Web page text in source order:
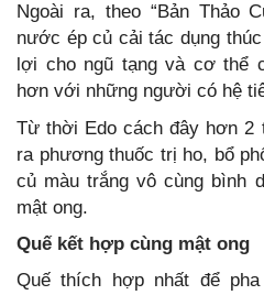
Ngoài ra, theo “Bản Thảo
nước ép củ cải tác dụng
lợi cho ngũ tạng và cơ thể
hơn với những người có hệ
Từ thời Edo cách đây hơn 2
ra phương thuốc trị ho, bổ
củ màu trắng vô cùng bình
mật ong.
Quế kết hợp cùng mật ong
Quế thích hợp nhất để